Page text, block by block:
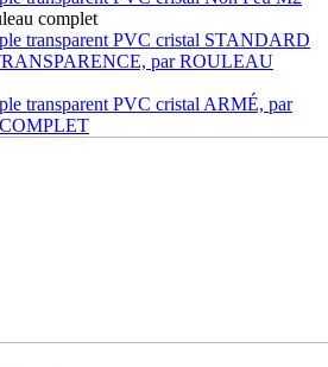
complet
transparent PVC cristal STANDARD
par ROULEAU
transparent PVC cristal ARMÉ, par